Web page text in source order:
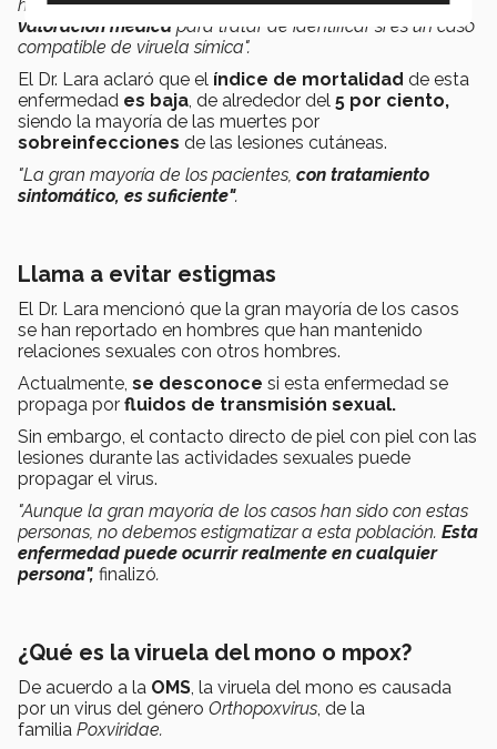
hayan tenidolesiones cutáneasque acudan a
valoración médica para tratar de identificar si es un caso
compatible de viruela símica".
El Dr. Lara aclaró que el índice de mortalidad de esta
enfermedad es baja, de alrededor del 5 por ciento,
siendo la mayoría de las muertes por
sobreinfecciones de las lesiones cutáneas.
"La gran mayoría de los pacientes, con tratamiento
sintomático, es suficiente".
Llama a evitar estigmas
El Dr. Lara mencionó que la gran mayoría de los casos
se han reportado en hombres que han mantenido
relaciones sexuales con otros hombres.
Actualmente, se desconoce si esta enfermedad se
propaga por fluidos de transmisión sexual.
Sin embargo, el contacto directo de piel con piel con las
lesiones durante las actividades sexuales puede
propagar el virus.
"Aunque la gran mayoría de los casos han sido con estas
personas, no debemos estigmatizar a esta población. Esta
enfermedad puede ocurrir realmente en cualquier
persona", finalizó.
¿Qué es la viruela del mono o mpox?
De acuerdo a la OMS, la viruela del mono es causada
por un virus del género Orthopoxvirus, de la
familia Poxviridae.